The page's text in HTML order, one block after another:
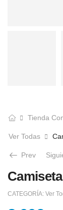
Tienda
Ver Todas
Prev
CATEGORÍA: Ver